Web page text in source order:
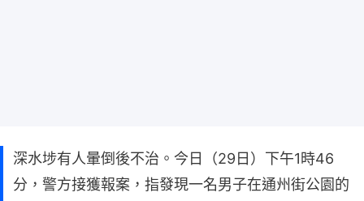
深水埗有人暈倒後不治。今日（29日）下午1時46
分，警方接獲報案，指發現一名男子在通州街公園的